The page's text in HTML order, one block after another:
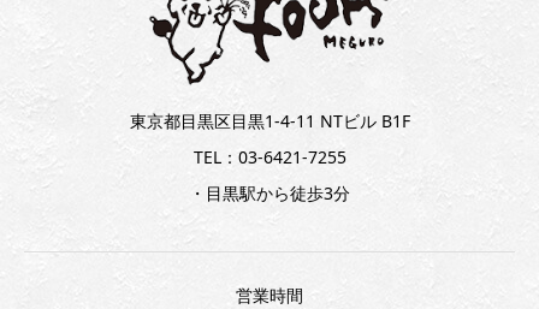
東京都目黒区目黒1-4-11 NTビル B1F
TEL：03-6421-7255
・目黒駅から徒歩3分
営業時間